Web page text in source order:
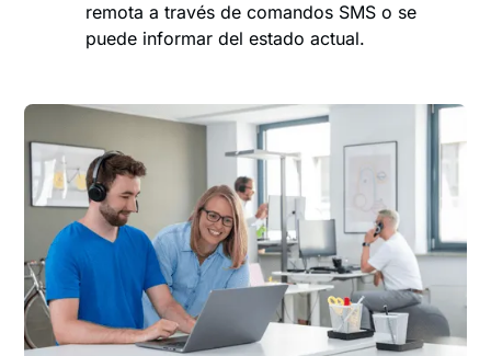
remota a través de comandos SMS o se
puede informar del estado actual.